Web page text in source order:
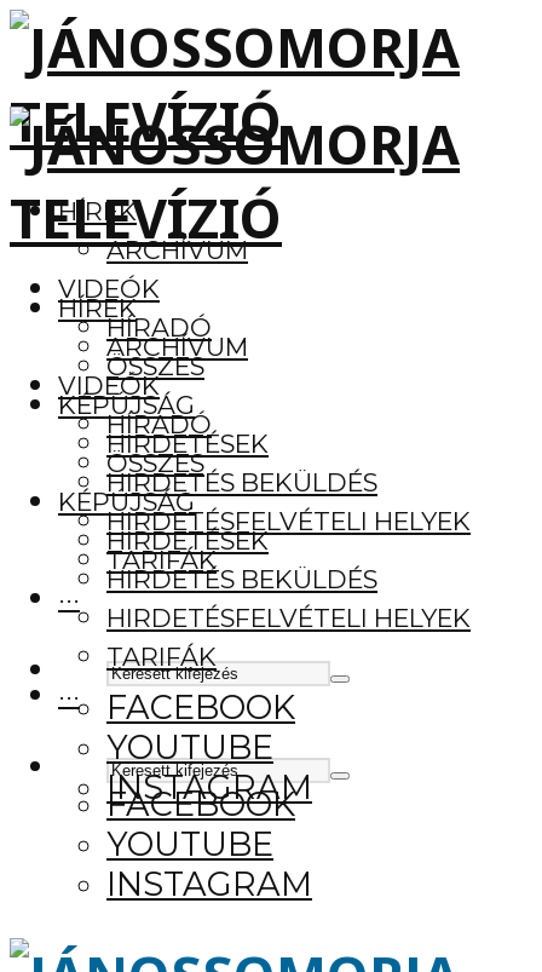
HÍREK
ARCHÍVUM
VIDEÓK
HÍRADÓ
ÖSSZES
KÉPÚJSÁG
HIRDETÉSEK
HIRDETÉS BEKÜLDÉS
HIRDETÉSFELVÉTELI HELYEK
TARIFÁK
···
FACEBOOK
YOUTUBE
INSTAGRAM
HÍREK
ARCHÍVUM
VIDEÓK
HÍRADÓ
ÖSSZES
KÉPÚJSÁG
HIRDETÉSEK
HIRDETÉS BEKÜLDÉS
HIRDETÉSFELVÉTELI HELYEK
TARIFÁK
···
FACEBOOK
YOUTUBE
INSTAGRAM